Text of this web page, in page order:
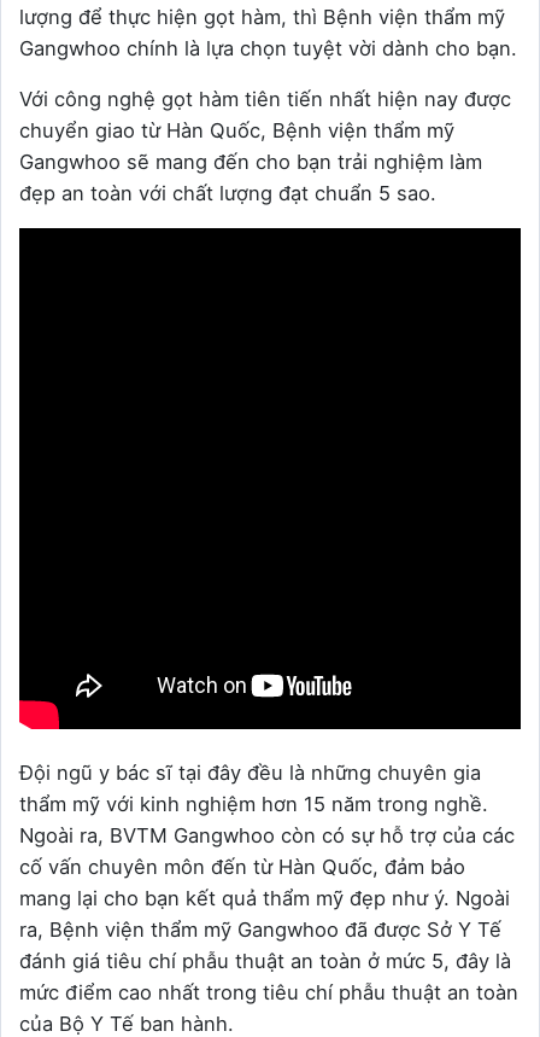
lượng để thực hiện gọt hàm, thì Bệnh viện thẩm mỹ
Gangwhoo chính là lựa chọn tuyệt vời dành cho bạn.
Với công nghệ gọt hàm tiên tiến nhất hiện nay được
chuyển giao từ Hàn Quốc, Bệnh viện thẩm mỹ
Gangwhoo sẽ mang đến cho bạn trải nghiệm làm
đẹp an toàn với chất lượng đạt chuẩn 5 sao.
Đội ngũ y bác sĩ tại đây đều là những chuyên gia
thẩm mỹ với kinh nghiệm hơn 15 năm trong nghề.
Ngoài ra, BVTM Gangwhoo còn có sự hỗ trợ của các
cố vấn chuyên môn đến từ Hàn Quốc, đảm bảo
mang lại cho bạn kết quả thẩm mỹ đẹp như ý. Ngoài
ra, Bệnh viện thẩm mỹ Gangwhoo đã được Sở Y Tế
đánh giá tiêu chí phẫu thuật an toàn ở mức 5, đây là
mức điểm cao nhất trong tiêu chí phẫu thuật an toàn
của Bộ Y Tế ban hành.